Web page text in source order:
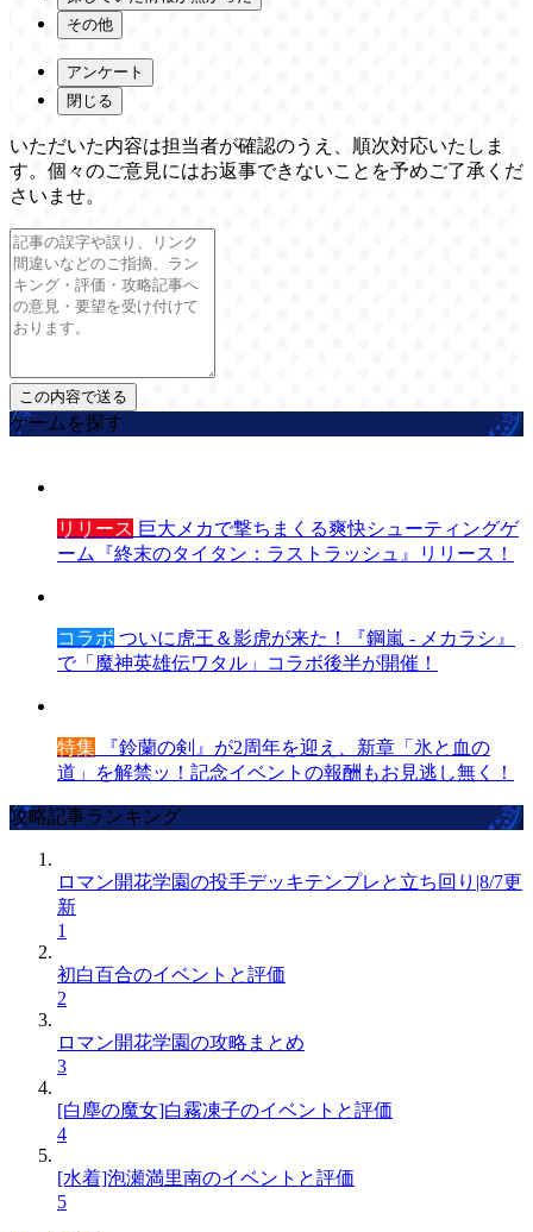
その他
アンケート
閉じる
いただいた内容は担当者が確認のうえ、順次対応いたしま
す。個々のご意見にはお返事できないことを予めご了承くだ
さいませ。
ゲームを探す
リリース 巨大メカで撃ちまくる爽快シューティングゲ
ーム『終末のタイタン：ラストラッシュ』リリース！
コラボ ついに虎王＆影虎が来た！『鋼嵐 - メカラシ』
で「魔神英雄伝ワタル」コラボ後半が開催！
特集 『鈴蘭の剣』が2周年を迎え、新章「氷と血の
道」を解禁ッ！記念イベントの報酬もお見逃し無く！
攻略記事ランキング
ロマン開花学園の投手デッキテンプレと立ち回り|8/7更
新
1
初白百合のイベントと評価
2
ロマン開花学園の攻略まとめ
3
[白塵の魔女]白霧凍子のイベントと評価
4
[水着]泡瀬満里南のイベントと評価
5